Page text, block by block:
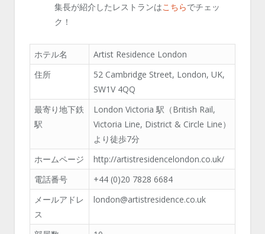
集長が紹介したレストランはこちらでチェッ
ク！
ホテル名
Artist Residence London
住所
52 Cambridge Street, London, UK,
SW1V 4QQ
最寄り地下鉄
駅
London Victoria 駅（British Rail,
Victoria Line, District & Circle Line）
より徒歩7分
ホームページ
http://artistresidencelondon.co.uk/
電話番号
+44 (0)20 7828 6684
メールアドレ
ス
london@artistresidence.co.uk